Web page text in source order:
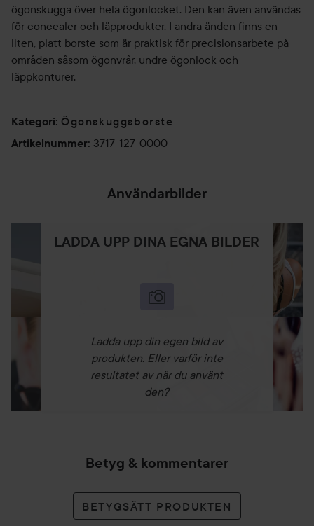
ögonskugga över hela ögonlocket. Den kan även användas
för concealer och läpprodukter. I andra änden finns en
liten, platt borste som är praktisk för precisionsarbete på
områden såsom ögonvrår, undre ögonlock och
läppkonturer.
Kategori: Ögonskuggsborste
Artikelnummer: 3717-127-0000
Användarbilder
LADDA UPP DINA EGNA BILDER
Ladda upp din egen bild av
produkten. Eller varför inte
resultatet av när du använt
den?
Betyg & kommentarer
BETYGSÄTT PRODUKTEN